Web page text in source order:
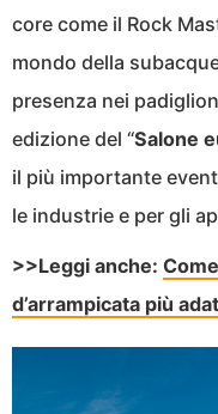
core come il Rock
mondo della
presenza nei
edizione del “Salone
il più importante
le industrie e per gli
>>Leggi anche:
d’arrampicata più